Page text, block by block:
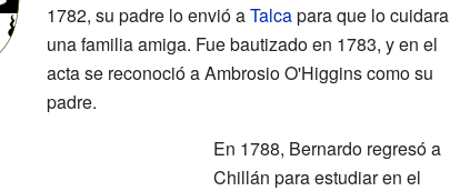
1782, su padre lo envió aTalcapara que lo cuidara
una familia amiga. Fue bautizado en 1783, y en el
acta se reconoció a Ambrosio O'Higgins como su
padre.
En 1788, Bernardo regresó a
Chillán para estudiar en el